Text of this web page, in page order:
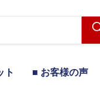
ト ■ お客様の声